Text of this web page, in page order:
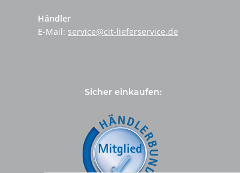
Händler
E-Mail: service@cit-lieferservice.de
Sicher einkaufen: